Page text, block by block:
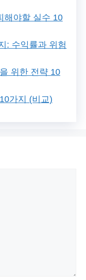
해야할 실수 10
: 수익률과 위험
위한 전략 10
가지 (비교)